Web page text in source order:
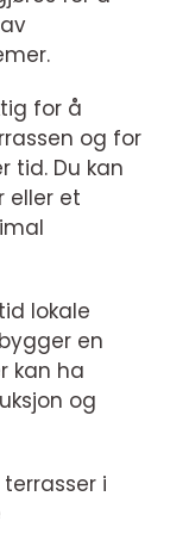
for å
og for
tid. Du kan
eller et
lokale
en
kan ha
og
i